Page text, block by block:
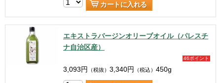
カートに入れる
エキストラバージンオリーブオイル（パレスチ
ナ自治区産）
46ポイント
3,093円 （税抜） 3,340円 （税込） 450g